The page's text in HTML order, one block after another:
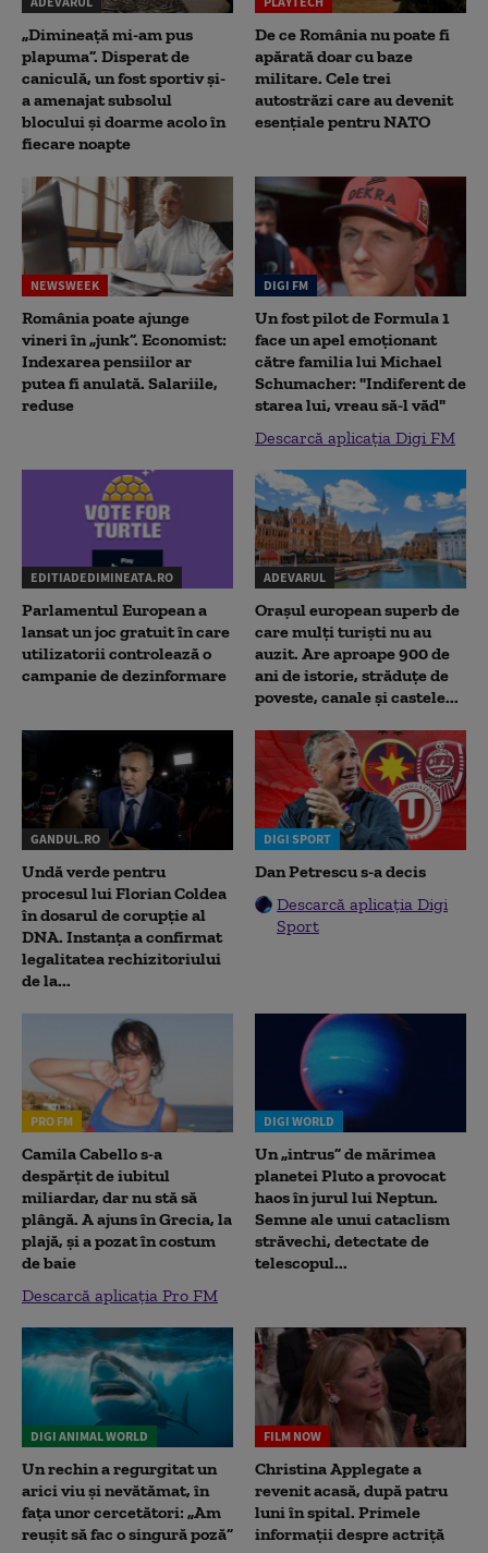
„Dimineață mi-am pus
plapuma”. Disperat de
caniculă, un fost sportiv și-
a amenajat subsolul
blocului și doarme acolo în
fiecare noapte
De ce România nu poate fi
apărată doar cu baze
militare. Cele trei
autostrăzi care au devenit
esențiale pentru NATO
NEWSWEEK
România poate ajunge
vineri în „junk”. Economist:
Indexarea pensiilor ar
putea fi anulată. Salariile,
reduse
DIGI FM
Un fost pilot de Formula 1
face un apel emoționant
către familia lui Michael
Schumacher: "Indiferent de
starea lui, vreau să-l văd"
Descarcă aplicația Digi FM
EDITIADEDIMINEATA.RO
Parlamentul European a
lansat un joc gratuit în care
utilizatorii controlează o
campanie de dezinformare
ADEVARUL
Orașul european superb de
care mulți turiști nu au
auzit. Are aproape 900 de
ani de istorie, străduțe de
poveste, canale și castele...
GANDUL.RO
Undă verde pentru
procesul lui Florian Coldea
în dosarul de corupție al
DNA. Instanța a confirmat
legalitatea rechizitoriului
de la...
DIGI SPORT
Dan Petrescu s-a decis
Descarcă aplicația Digi
Sport
PRO FM
Camila Cabello s-a
despărțit de iubitul
miliardar, dar nu stă să
plângă. A ajuns în Grecia, la
plajă, și a pozat în costum
de baie
Descarcă aplicația Pro FM
DIGI WORLD
Un „intrus” de mărimea
planetei Pluto a provocat
haos în jurul lui Neptun.
Semne ale unui cataclism
străvechi, detectate de
telescopul...
DIGI ANIMAL WORLD
Un rechin a regurgitat un
arici viu și nevătămat, în
fața unor cercetători: „Am
reușit să fac o singură poză”
FILM NOW
Christina Applegate a
revenit acasă, după patru
luni în spital. Primele
informații despre actriță